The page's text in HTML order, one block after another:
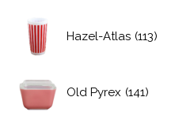
Hazel-Atlas (113)
Old Pyrex (141)